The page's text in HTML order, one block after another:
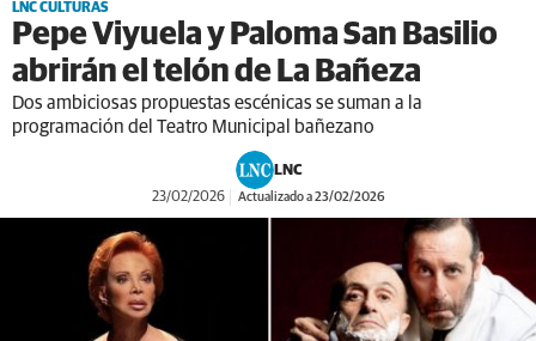
LNC CULTURAS
Pepe Viyuela y Paloma San Basilio
abrirán el telón de La Bañeza
Dos ambiciosas propuestas escénicas se suman a la
programación del Teatro Municipal bañezano
LNC
23/02/2026 Actualizado a 23/02/2026